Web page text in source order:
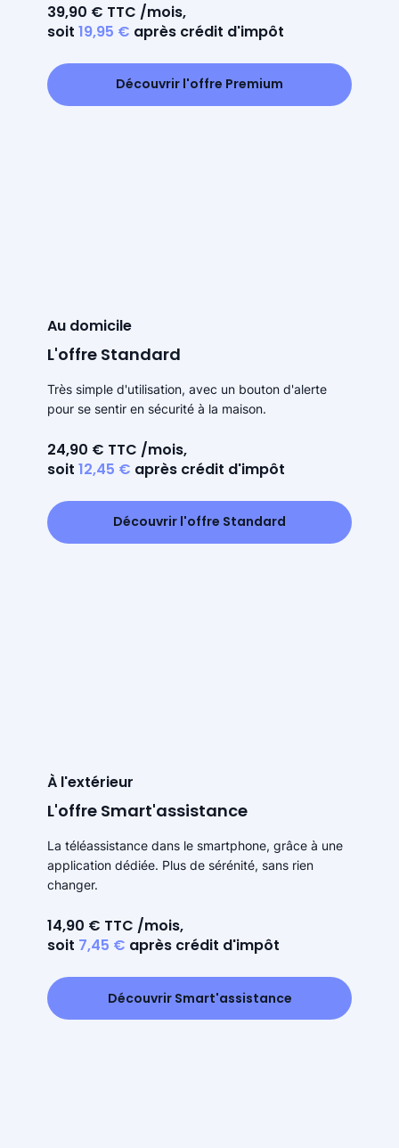
39,90 € TTC /mois,
soit 19,95 € après crédit d'impôt
Découvrir l'offre Premium
Au domicile
L'offre Standard
Très simple d'utilisation, avec un bouton d'alerte
pour se sentir en sécurité à la maison.
24,90 € TTC /mois,
soit 12,45 € après crédit d'impôt
Découvrir l'offre Standard
À l'extérieur
L'offre Smart'assistance
La téléassistance dans le smartphone, grâce à une
application dédiée. Plus de sérénité, sans rien
changer.
14,90 € TTC /mois,
soit 7,45 € après crédit d'impôt
Découvrir Smart'assistance